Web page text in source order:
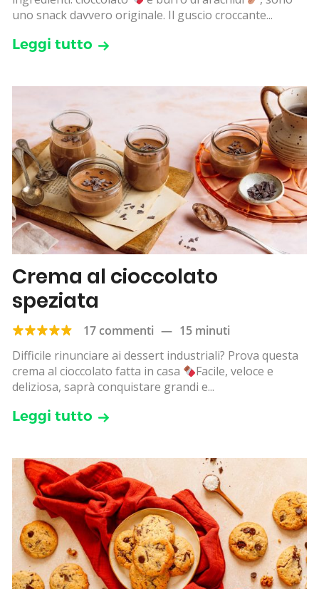
uno snack davvero originale. Il guscio croccante...
Leggi tutto
Crema al cioccolato
speziata
17 commenti — 15 minuti
Difficile rinunciare ai dessert industriali? Prova questa
crema al cioccolato fatta in casa
Facile, veloce e
deliziosa, saprà conquistare grandi e...
Leggi tutto